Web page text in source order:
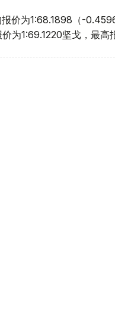
价为1:68.1898（-
为1:69.1220坚戈，最高